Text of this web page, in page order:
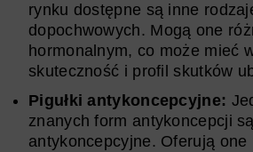
rynku dostępne są inne
dopochwowych. Mogą one
hormonalnym, co może mieć
skuteczność i profil skutków
Pigułki antykoncepcyjne:
znanych form antykoncepcji
antykoncepcyjne. Oferują one